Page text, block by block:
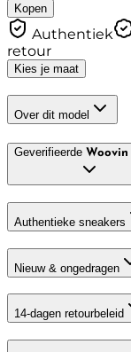
Kopen
Authentiek
retour
Kies je maat
Over dit model
Geverifieerde Woovin
Authentieke sneakers
Nieuw & ongedragen
14-dagen retourbeleid